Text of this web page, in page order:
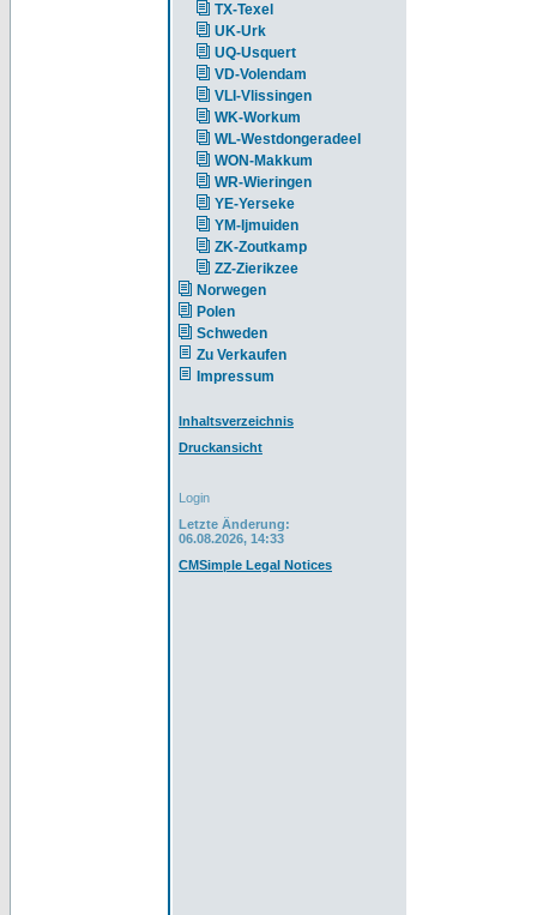
TX-Texel
UK-Urk
UQ-Usquert
VD-Volendam
VLI-Vlissingen
WK-Workum
WL-Westdongeradeel
WON-Makkum
WR-Wieringen
YE-Yerseke
YM-Ijmuiden
ZK-Zoutkamp
ZZ-Zierikzee
Norwegen
Polen
Schweden
Zu Verkaufen
Impressum
Inhaltsverzeichnis
Druckansicht
Login
Letzte Änderung:
06.08.2026, 14:33
CMSimple Legal Notices